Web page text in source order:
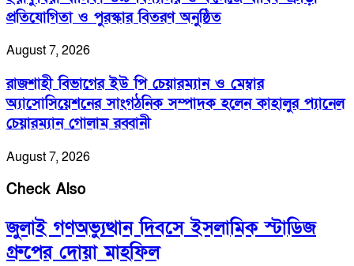
প্রতিযোগিতা ও পুরস্কার বিতরণ অনুষ্ঠিত
August 7, 2026
রাজশাহী বিভাগের ইউ পি চেয়ারম্যান ও মেম্বার
অ্যাসোসিয়েশনের সাংগঠনিক সম্পাদক হলেন কাহালুর প্যানেল
চেয়ারম্যান গোলাম রব্বানী
August 7, 2026
Check Also
জুলাই গণঅভ্যুত্থান দিবসে ইসলামিক স্টাডিজ
গ্রুপের দোয়া মাহফিল